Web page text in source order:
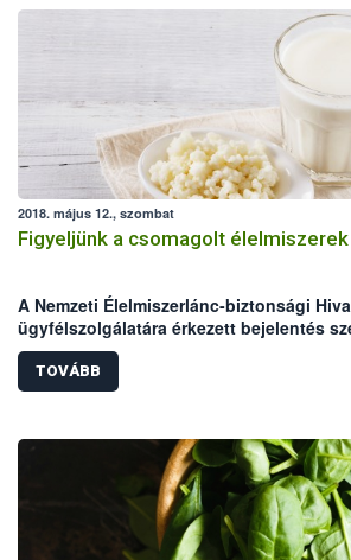
2018. május 12., szombat
Figyeljünk a csomagolt
A Nemzeti Élelmiszerlánc-biztonsági
ügyfélszolgálatára érkezett bejelentés
csomagolt termékei esetében,
céljából szennyezés történhetett.
TOVÁBB